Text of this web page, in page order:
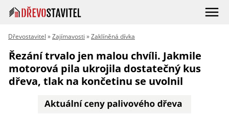
Dřevostavitel »Zajímavosti »Zaklíněná dívka
Řezání trvalo jen malou chvíli. Jakmile
motorová pila ukrojila dostatečný kus
dřeva, tlak na končetinu se uvolnil